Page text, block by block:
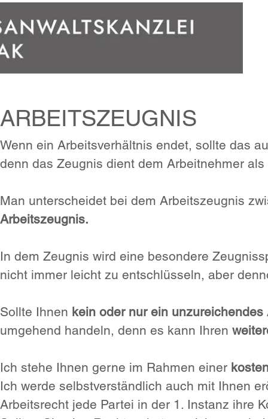
ARBEITSZEUGNIS
Wenn ein Arbeitsverhältnis endet, sollte das
denn das Zeugnis dient dem Arbeitnehmer als
Man unterscheidet bei dem Arbeitszeugnis
Arbeitszeugnis.
In dem Zeugnis wird eine besondere
nicht immer leicht zu entschlüsseln, aber
Sollte Ihnen kein oder nur ein
umgehend handeln, denn es kann Ihren
Ich stehe Ihnen gerne im Rahmen einer
Ich werde selbstverständlich auch mit Ihnen
Arbeitsrecht jede Partei in der 1. Instanz ihre